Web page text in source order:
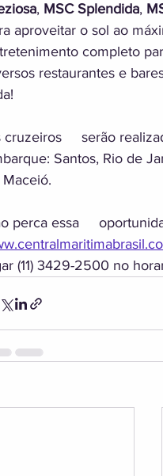
, MSC Splendida,
aproveitar o sol ao
completo
restaurantes e
cruzeiros     serão
Santos, Rio de
perca essa
(11) 3429-2500 no